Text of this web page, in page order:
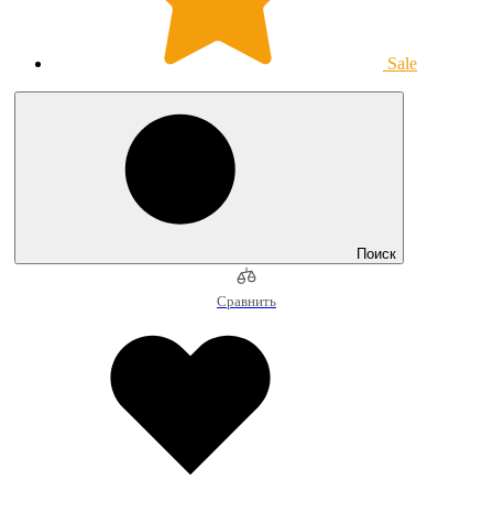
Sale
Поиск
Сравнить